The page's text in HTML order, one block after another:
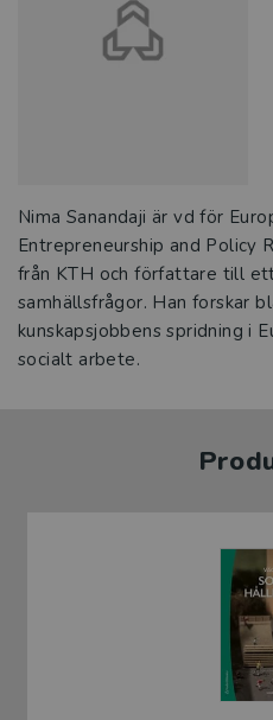
Nima Sanandaji är vd för
Entrepreneurship and Policy
från KTH och författare till
samhällsfrågor. Han forskar
kunskapsjobbens spridning i
socialt arbete.